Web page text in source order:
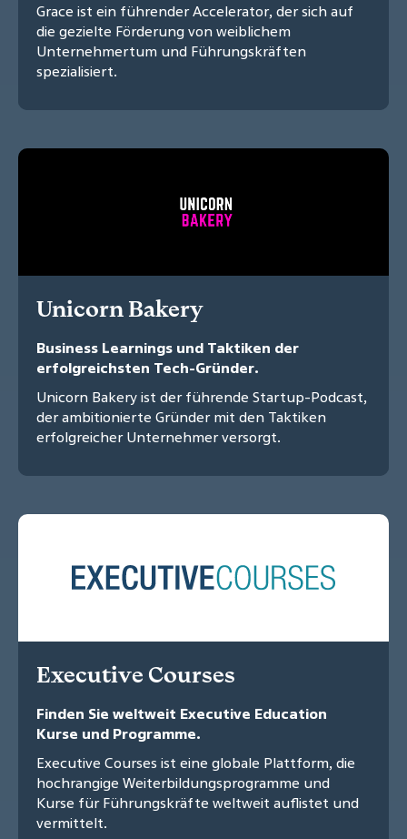
Grace ist ein führender Accelerator, der sich auf
die gezielte Förderung von weiblichem
Unternehmertum und Führungskräften
spezialisiert.
Unicorn Bakery
Business Learnings und Taktiken der
erfolgreichsten Tech-Gründer.
Unicorn Bakery ist der führende Startup-Podcast,
der ambitionierte Gründer mit den Taktiken
erfolgreicher Unternehmer versorgt.
Executive Courses
Finden Sie weltweit Executive Education
Kurse und Programme.
Executive Courses ist eine globale Plattform, die
hochrangige Weiterbildungsprogramme und
Kurse für Führungskräfte weltweit auflistet und
vermittelt.